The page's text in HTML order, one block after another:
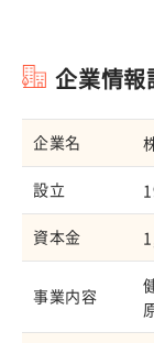
企業情報
企業名
設立
資本金
事業内容